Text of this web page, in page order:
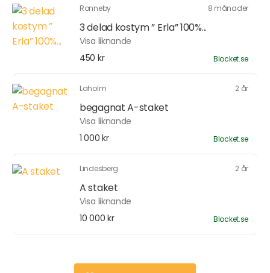
Ronneby 8 månader
3 delad kostym ” Erla” 100%...
Visa liknande
450 kr
Blocket.se
Laholm 2 år
begagnat A-staket
Visa liknande
1 000 kr
Blocket.se
Lindesberg 2 år
A staket
Visa liknande
10 000 kr
Blocket.se